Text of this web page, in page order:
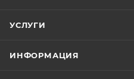
УСЛУГИ
ИНФОРМАЦИЯ